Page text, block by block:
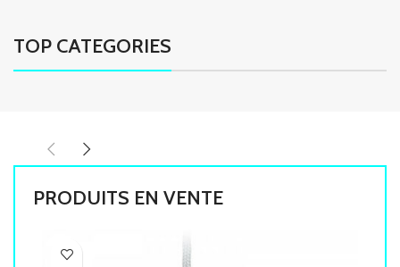
TOP CATEGORIES
PRODUITS EN VENTE